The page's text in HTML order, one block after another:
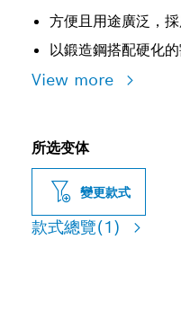
方便且用途廣泛，
以鍛造鋼搭配硬化
View more
所选变体
變更款式
款式總覽(1)